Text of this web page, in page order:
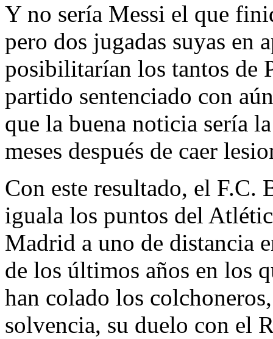
Y no sería Messi el que
pero dos jugadas suyas en
posibilitarían los tantos de
partido sentenciado con
que la buena noticia sería
meses después de caer
Con este resultado, el F.C.
iguala los puntos del
Madrid a uno de distancia
de los últimos años en los
han colado los
solvencia, su duelo con el